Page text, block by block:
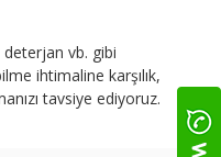
deterjan vb. gibi
ihtimaline karşılık,
tavsiye ediyoruz.